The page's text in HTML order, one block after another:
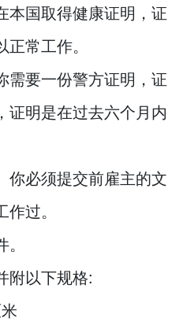
本国取得健康证明，证
常工作。
需要一份警方证明，证
证明是在过去六个月内
你必须提交前雇主的文
过。
附以下规格: